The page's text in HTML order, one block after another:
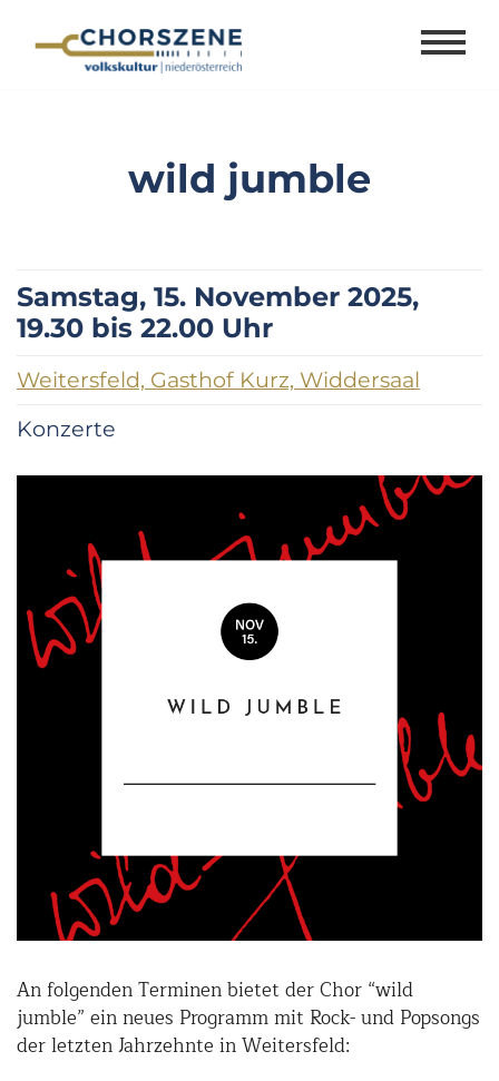
wild jumble
Samstag, 15. November 2025,
19.30 bis 22.00 Uhr
Weitersfeld, Gasthof Kurz, Widdersaal
Konzerte
An folgenden Terminen bietet der Chor “wild
jumble” ein neues Programm mit Rock- und Popsongs
der letzten Jahrzehnte in Weitersfeld: